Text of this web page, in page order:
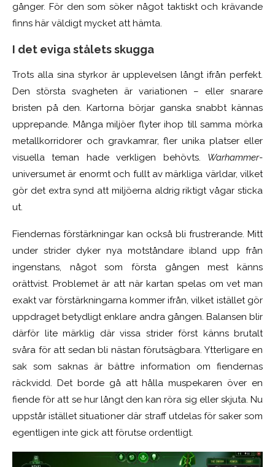
gånger. För den som söker något taktiskt och krävande
finns här väldigt mycket att hämta.
I det eviga stålets skugga
Trots alla sina styrkor är upplevelsen långt ifrån perfekt.
Den största svagheten är variationen – eller snarare
bristen på den. Kartorna börjar ganska snabbt kännas
upprepande. Många miljöer flyter ihop till samma mörka
metallkorridorer och gravkamrar, fler unika platser eller
visuella teman hade verkligen behövts. Warhammer-
universumet är enormt och fullt av märkliga världar, vilket
gör det extra synd att miljöerna aldrig riktigt vågar sticka
ut.
Fiendernas förstärkningar kan också bli frustrerande. Mitt
under strider dyker nya motståndare ibland upp från
ingenstans, något som första gången mest känns
orättvist. Problemet är att när kartan spelas om vet man
exakt var förstärkningarna kommer ifrån, vilket istället gör
uppdraget betydligt enklare andra gången. Balansen blir
därför lite märklig där vissa strider först känns brutalt
svåra för att sedan bli nästan förutsägbara. Ytterligare en
sak som saknas är bättre information om fiendernas
räckvidd. Det borde gå att hålla muspekaren över en
fiende för att se hur långt den kan röra sig eller skjuta. Nu
uppstår istället situationer där straff utdelas för saker som
egentligen inte gick att förutse ordentligt.